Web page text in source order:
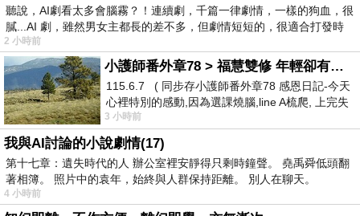
聽說，AI劇看太多會腦霧？！連續劇，千篇一律劇情，一樣的狗血，很
膩...AI 劇，雖然男女主都長的差不多，但劇情短短的，很適合打發時
2 小時前
小護師番外章78 > 福慧雙修 年輕卻有個老靈魂 ㄑ金剛經〉podcast
115.6.7 ( 同步存小護師番外章78 感恩日記-今天
心裡特別的感動,因為選課燒腦,line A梳爬, 上完失
智課的她,特來傾
3 小時前
我與AI討論的小說劇情(17)
第十七章：遺失時代的人 辦公室裡安靜得只剩時鐘聲。 堯禹舜低頭翻
著相簿。 照片中的袁年，始終與人群保持距離。 別人在聊天。
4 小時前